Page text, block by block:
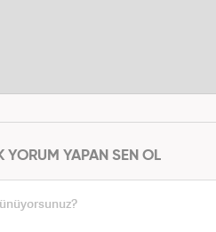
YORUM YAPAN SEN OL